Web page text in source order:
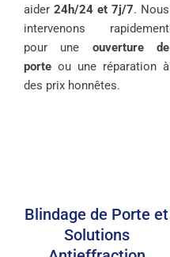
aider 24h/24 et 7j/7. Nous
intervenons rapidement
pour une ouverture de
porte ou une réparation à
des prix honnêtes.
Blindage de Porte et
Solutions